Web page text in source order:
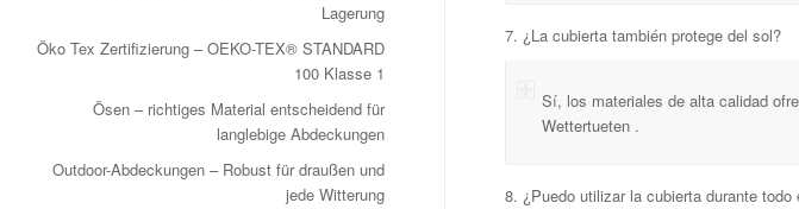
7. ¿La cubierta también protege del sol?
Sí, los materiales de alta calidad
Wettertueten .
8. ¿Puedo utilizar la cubierta durante todo
Lagerung
Öko Tex Zertifizierung – OEKO-TEX® STANDARD
100 Klasse 1
Ösen – richtiges Material entscheidend für
langlebige Abdeckungen
Outdoor-Abdeckungen – Robust für draußen und
jede Witterung